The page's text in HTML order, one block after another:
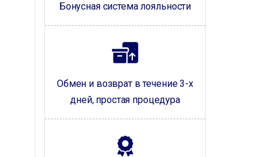
Бонусная система лояльности
Обмен и возврат в течение 3-х
дней, простая процедура